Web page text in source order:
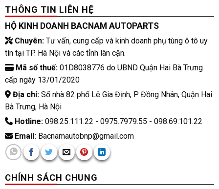
THÔNG TIN LIÊN HỆ
HỘ KINH DOANH BACNAM AUTOPARTS
Chuyên:Tư vấn, cung cấp và kinh doanh phụ tùng ô tô uy
tín tại TP. Hà Nội và các tỉnh lân cận.
Mã số thuế:01D8038776 do UBND Quận Hai Bà Trưng
cấp ngày 13/01/2020
Địa chỉ:Số nhà 82 phố Lê Gia Định, P. Đồng Nhân, Quận Hai
Bà Trưng, Hà Nội
Hotline:098.25.111.22 - 0975.7979.55 - 098.69.101.22
Email:Bacnamautobnp@gmail.com
CHÍNH SÁCH CHUNG